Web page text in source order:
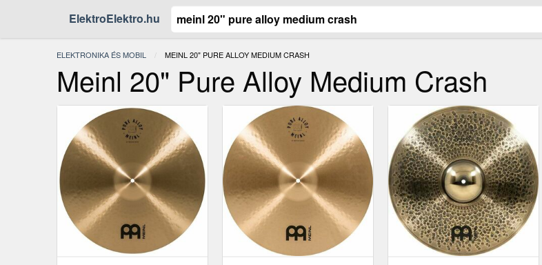
ElektroElektro.hu
ELEKTRONIKA ÉS MOBIL JELENLEGI:
MEINL 20" PURE ALLOY MEDIUM CRASH
Meinl 20" Pure Alloy Medium Crash